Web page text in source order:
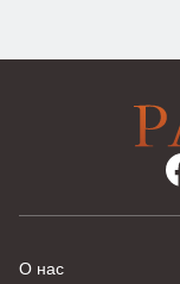
О нас